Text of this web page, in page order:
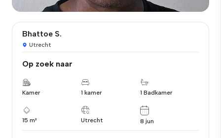
Bhattoe S.
Utrecht
Op zoek naar
Kamer 1 kamer 1 Badkamer
15 m² Utrecht 8 jun